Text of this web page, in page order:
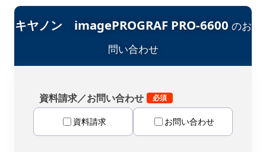
キヤノン imagePROGRAF PRO-6600 のお
問い合わせ
資料請求／お問い合わせ
資料請求 お問い合わせ